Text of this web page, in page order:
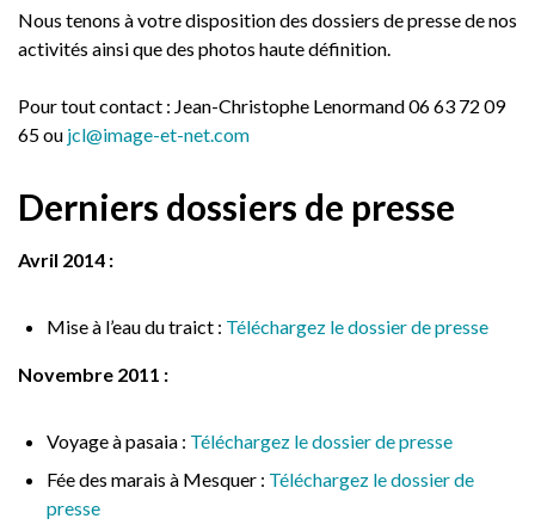
Nous tenons à votre disposition des dossiers de presse de nos
activités ainsi que des photos haute définition.
Pour tout contact : Jean-Christophe Lenormand 06 63 72 09
65 ou jcl@image-et-net.com
Derniers dossiers de presse
Avril 2014 :
Mise à l’eau du traict : Téléchargez le dossier de presse
Novembre 2011 :
Voyage à pasaia : Téléchargez le dossier de presse
Fée des marais à Mesquer : Téléchargez le dossier de
presse